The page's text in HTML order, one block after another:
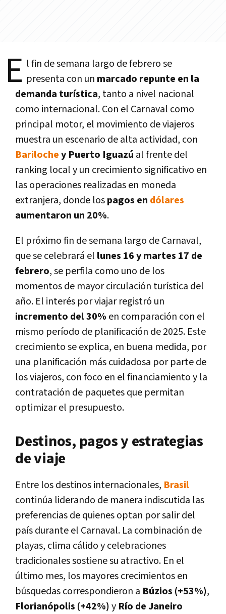
E l fin de semana largo de febrero se
presenta con un marcado repunte en la
demanda turística, tanto a nivel nacional
como internacional. Con el Carnaval como
principal motor, el movimiento de viajeros
muestra un escenario de alta actividad, con
Barilochey Puerto Iguazú al frente del
ranking local y un crecimiento significativo en
las operaciones realizadas en moneda
extranjera, donde lospagos en dólares
aumentaron un 20%.
El próximo fin de semana largo de Carnaval,
que se celebrará el lunes 16 y martes 17 de
febrero, se perfila como uno de los
momentos de mayor circulación turística del
año. El interés por viajar registró un
incremento del 30% en comparación con el
mismo período de planificación de 2025. Este
crecimiento se explica, en buena medida, por
una planificación más cuidadosa por parte de
los viajeros, con foco en el financiamiento y la
contratación de paquetes que permitan
optimizar el presupuesto.
Destinos, pagos y estrategias
de viaje
Entre los destinos internacionales, Brasil
continúa liderando de manera indiscutida las
preferencias de quienes optan por salir del
país durante el Carnaval. La combinación de
playas, clima cálido y celebraciones
tradicionales sostiene su atractivo. En el
último mes, los mayores crecimientos en
búsquedas correspondieron a Búzios (+53%),
Florianópolis (+42%)y Río de Janeiro